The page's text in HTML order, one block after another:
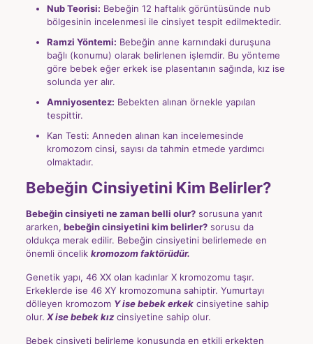
Nub Teorisi: Bebeğin 12 haftalık görüntüsünde nub
bölgesinin incelenmesi ile cinsiyet tespit edilmektedir.
Ramzi Yöntemi: Bebeğin anne karnındaki duruşuna
bağlı (konumu) olarak belirlenen işlemdir. Bu yönteme
göre bebek eğer erkek ise plasentanın sağında, kız ise
solunda yer alır.
Amniyosentez: Bebekten alınan örnekle yapılan
tespittir.
Kan Testi: Anneden alınan kan incelemesinde
kromozom cinsi, sayısı da tahmin etmede yardımcı
olmaktadır.
Bebeğin Cinsiyetini Kim Belirler?
Bebeğin cinsiyeti ne zaman belli olur?sorusuna yanıt
ararken, bebeğin cinsiyetini kim belirler?sorusu da
oldukça merak edilir. Bebeğin cinsiyetini belirlemede en
önemli öncelik kromozom faktörüdür.
Genetik yapı, 46 XX olan kadınlar X kromozomu taşır.
Erkeklerde ise 46 XY kromozomuna sahiptir. Yumurtayı
dölleyen kromozom Y ise bebek erkekcinsiyetine sahip
olur. X ise bebek kız cinsiyetine sahip olur.
Bebek cinsiyeti belirleme konusunda en etkili erkekten